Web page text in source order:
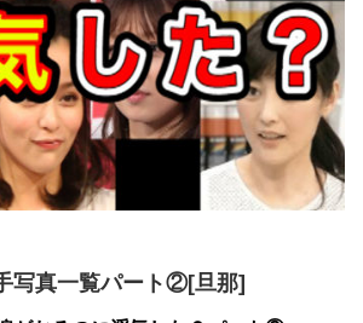
写真一覧パート②[旦那]